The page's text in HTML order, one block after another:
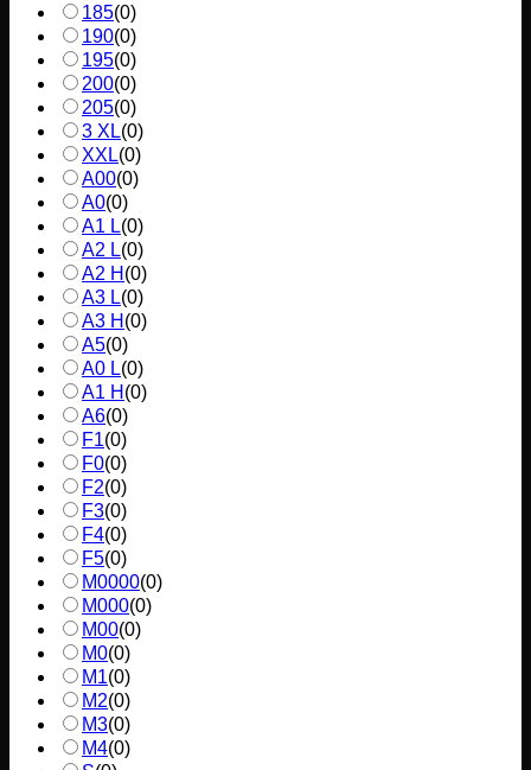
185(0)
190(0)
195(0)
200(0)
205(0)
3 XL(0)
XXL(0)
A00(0)
A0(0)
A1 L(0)
A2 L(0)
A2 H (0)
A3 L(0)
A3 H (0)
A5(0)
A0 L(0)
A1 H (0)
A6(0)
F1(0)
F0(0)
F2(0)
F3(0)
F4(0)
F5(0)
M0000(0)
M000(0)
M00(0)
M0(0)
M1(0)
M2(0)
M3(0)
M4(0)